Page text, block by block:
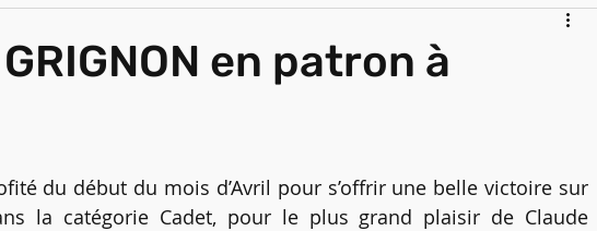
en patron à
du début du mois d’Avril pour s’offrir une belle victoire sur
la catégorie Cadet, pour le plus grand plaisir de Claude